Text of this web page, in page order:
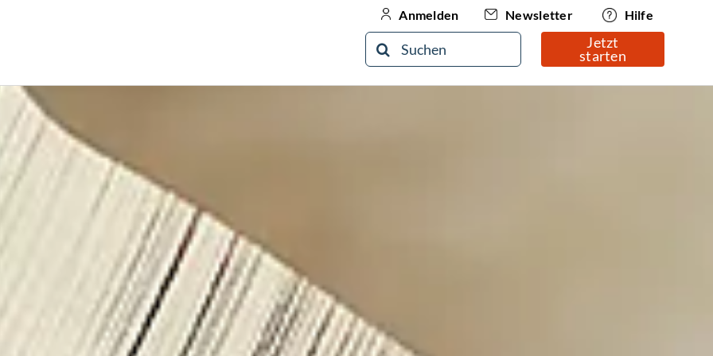
Anmelden Newsletter Hilfe
Suche
nach:
Jetzt
starten